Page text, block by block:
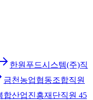
한원푸드시스템(주)직
금천농업협동조합직원
합산업진흥재단직원 45